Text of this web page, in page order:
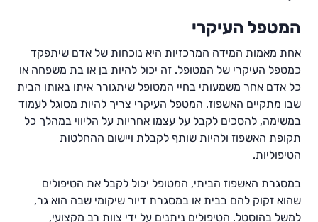
המטפל העיקרי
אחת מאמות המידה המרכזיות היא נוכחות של אדם שיתפקד
כמטפל העיקרי של המטופל. זה יכול להיות בן או בת משפחה או
כל אדם אחר משמעותי בחיי המטופל שיתגורר איתו באותו הבית
שבו מתקיים האשפוז. המטפל העיקרי צריך להיות מסוגל לעמוד
במשימה, להסכים לקבל על עצמו אחריות על הליווי במהלך כל
תקופת האשפוז ולהיות שותף לקבלת ויישום ההחלטות
הטיפוליות.
במסגרת האשפוז הביתי, המטופל יכול לקבל את הטיפולים
שהוא זקוק להם בבית או במסגרת דיור שיקומי שבה הוא גר,
למשל בהוסטל. הטיפולים ניתנים על ידי צוות רב מקצועי,